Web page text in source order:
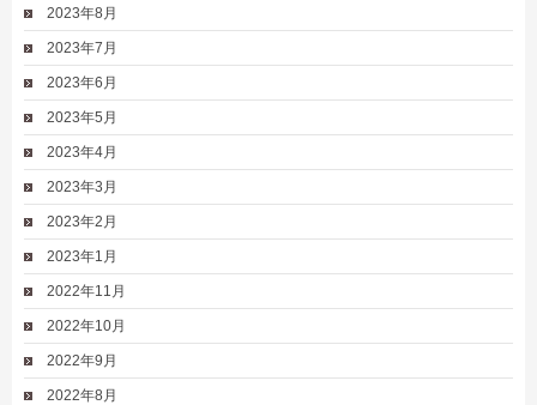
2023年8月
2023年7月
2023年6月
2023年5月
2023年4月
2023年3月
2023年2月
2023年1月
2022年11月
2022年10月
2022年9月
2022年8月